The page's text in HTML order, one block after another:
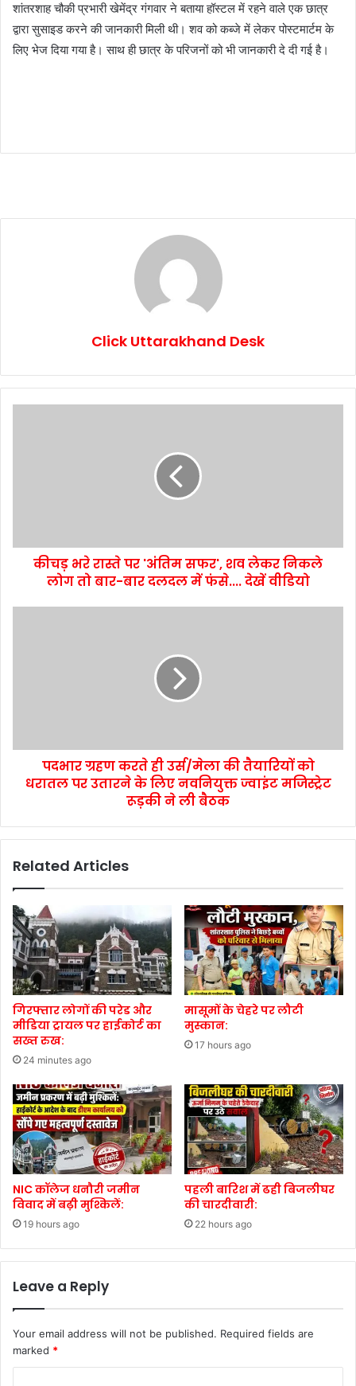
शांतरशाह चौकी प्रभारी खेमेंद्र गंगवार ने बताया हॉस्टल में रहने वाले एक छात्र
द्वारा सुसाइड करने की जानकारी मिली थी। शव को कब्जे में लेकर पोस्टमार्टम के
लिए भेज दिया गया है। साथ ही छात्र के परिजनों को भी जानकारी दे दी गई है।
Click Uttarakhand Desk
कीचड़ भरे रास्ते पर 'अंतिम सफर', शव लेकर निकले
लोग तो बार-बार दलदल में फंसे.... देखें वीडियो
पदभार ग्रहण करते ही उर्स/मेला की तैयारियों को
धरातल पर उतारने के लिए नवनियुक्त ज्वाइंट मजिस्ट्रेट
रूड़की ने ली बैठक
Related Articles
गिरफ्तार लोगों की परेड और
मीडिया ट्रायल पर हाईकोर्ट का
सख्त रुख:
24 minutes ago
मासूमों के चेहरे पर लौटी
मुस्कान:
17 hours ago
NIC कॉलेज धनौरी जमीन
विवाद में बढ़ी मुश्किलें:
19 hours ago
पहली बारिश में ढही बिजलीघर
की चारदीवारी:
22 hours ago
Leave a Reply
Your email address will not be published. Required fields are
marked *